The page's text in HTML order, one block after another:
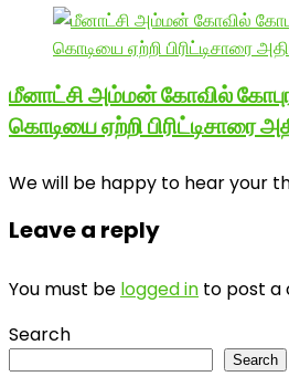
மீனாட்சி அம்மன் கோவில்
கொடியை ஏற்றி பிரிட்டிசாரை
We will be happy to hear your
Leave a reply
You must be logged in to post a
Search
Search